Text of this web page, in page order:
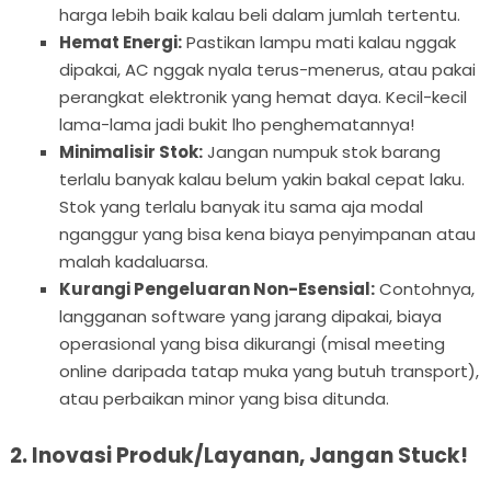
harga lebih baik kalau beli dalam jumlah tertentu.
Hemat Energi:Pastikan lampu mati kalau nggak
dipakai, AC nggak nyala terus-menerus, atau pakai
perangkat elektronik yang hemat daya. Kecil-kecil
lama-lama jadi bukit lho penghematannya!
Minimalisir Stok:Jangan numpuk stok barang
terlalu banyak kalau belum yakin bakal cepat laku.
Stok yang terlalu banyak itu sama aja modal
nganggur yang bisa kena biaya penyimpanan atau
malah kadaluarsa.
Kurangi Pengeluaran Non-Esensial:Contohnya,
langganan software yang jarang dipakai, biaya
operasional yang bisa dikurangi (misal meeting
online daripada tatap muka yang butuh transport),
atau perbaikan minor yang bisa ditunda.
2. Inovasi Produk/Layanan, Jangan Stuck!